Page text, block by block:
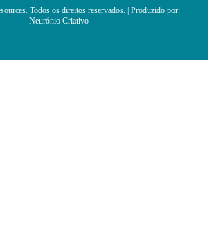
Todos os direitos reservados. | Produzido por:
Neurónio Criativo